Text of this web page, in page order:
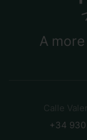
A
Calle
+34